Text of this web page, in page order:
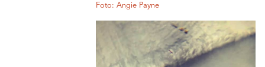
Foto: Angie Payne